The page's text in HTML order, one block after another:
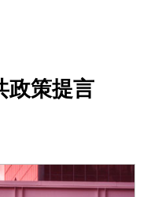
政策提言